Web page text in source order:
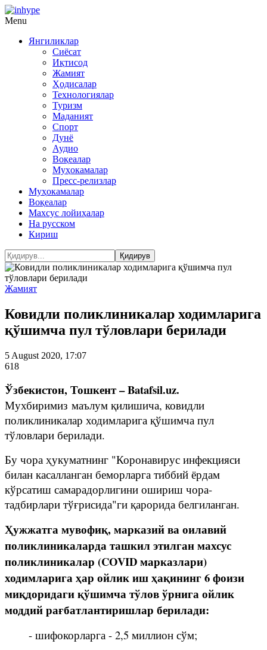
Menu
Янгиликлар
Сиёсат
Иқтисод
Жамият
Ҳодисалар
Технологиялар
Туризм
Маданият
Спорт
Дунё
Аудио
Воқеалар
Муҳокамалар
Пресс-релизлар
Муҳокамалар
Воқеалар
Махсус лойиҳалар
На русском
Кириш
Жамият
Ковидли поликлиникалар ходимларига
қўшимча пул тўловлари берилади
5 August 2020, 17:07
618
Ўзбекистон, Тошкент – Batafsil.uz.
Мухбиримиз маълум қилишича, ковидли
поликлиникалар ходимларига қўшимча пул
тўловлари берилади.
Бу чора ҳукуматнинг "Коронавирус инфекцияси
билан касалланган беморларга тиббий ёрдам
кўрсатиш самарадорлигини ошириш чора-
тадбирлари тўғрисида"ги қарорида белгиланган.
Ҳужжатга мувофиқ, марказий ва оилавий
поликлиникаларда ташкил этилган махсус
поликлиникалар (COVID марказлари)
ходимларига ҳар ойлик иш ҳақининг 6 фоизи
миқдоридаги қўшимча тўлов ўрнига ойлик
моддий рағбатлантиришлар берилади:
- шифокорларга - 2,5 миллион сўм;